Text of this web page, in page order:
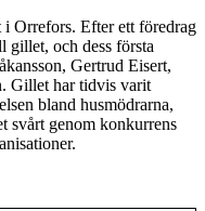
Orrefors. Efter ett föredrag
gillet, och dess första
Gertrud Eisert,
Gillet har tidvis varit
bland husmödrarna,
svårt genom konkurrens